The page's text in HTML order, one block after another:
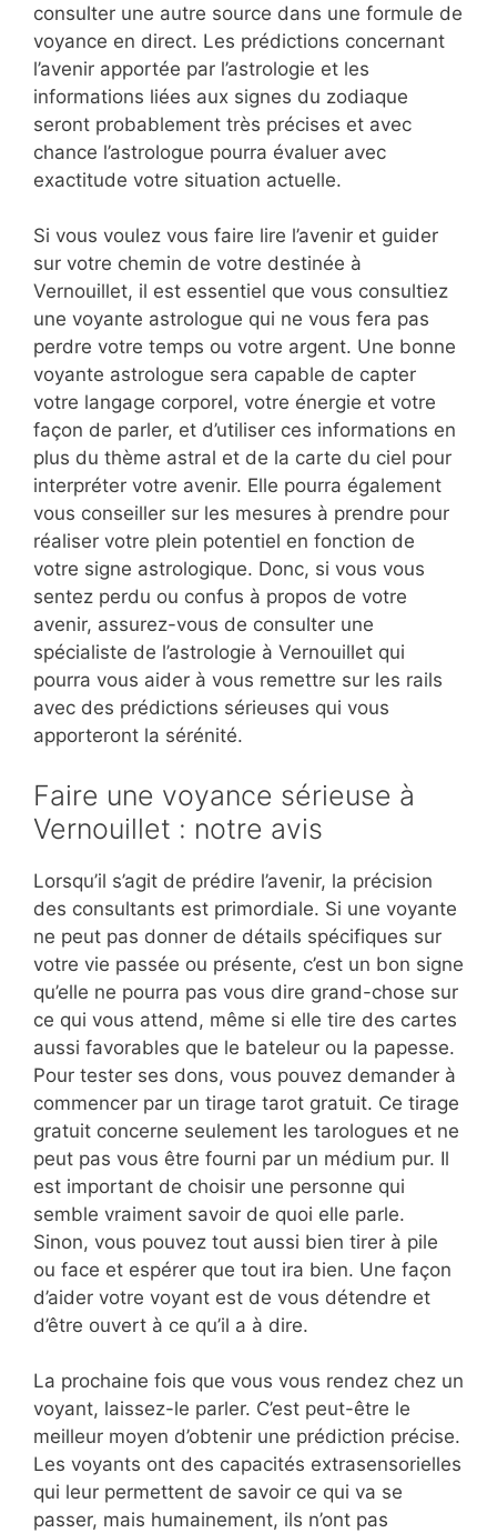
consulter une autre source dans une formule de
voyance en direct. Les prédictions concernant
l’avenir apportée par l’astrologie et les
informations liées aux signes du zodiaque
seront probablement très précises et avec
chance l’astrologue pourra évaluer avec
exactitude votre situation actuelle.
Si vous voulez vous faire lire l’avenir et guider
sur votre chemin de votre destinée à
Vernouillet, il est essentiel que vous consultiez
une voyante astrologue qui ne vous fera pas
perdre votre temps ou votre argent. Une bonne
voyante astrologue sera capable de capter
votre langage corporel, votre énergie et votre
façon de parler, et d’utiliser ces informations en
plus du thème astral et de la carte du ciel pour
interpréter votre avenir. Elle pourra également
vous conseiller sur les mesures à prendre pour
réaliser votre plein potentiel en fonction de
votre signe astrologique. Donc, si vous vous
sentez perdu ou confus à propos de votre
avenir, assurez-vous de consulter une
spécialiste de l’astrologie à Vernouillet qui
pourra vous aider à vous remettre sur les rails
avec des prédictions sérieuses qui vous
apporteront la sérénité.
Faire une voyance sérieuse à
Vernouillet : notre avis
Lorsqu’il s’agit de prédire l’avenir, la précision
des consultants est primordiale. Si une voyante
ne peut pas donner de détails spécifiques sur
votre vie passée ou présente, c’est un bon signe
qu’elle ne pourra pas vous dire grand-chose sur
ce qui vous attend, même si elle tire des cartes
aussi favorables que le bateleur ou la papesse.
Pour tester ses dons, vous pouvez demander à
commencer par un tirage tarot gratuit. Ce tirage
gratuit concerne seulement les tarologues et ne
peut pas vous être fourni par un médium pur. Il
est important de choisir une personne qui
semble vraiment savoir de quoi elle parle.
Sinon, vous pouvez tout aussi bien tirer à pile
ou face et espérer que tout ira bien. Une façon
d’aider votre voyant est de vous détendre et
d’être ouvert à ce qu’il a à dire.
La prochaine fois que vous vous rendez chez un
voyant, laissez-le parler. C’est peut-être le
meilleur moyen d’obtenir une prédiction précise.
Les voyants ont des capacités extrasensorielles
qui leur permettent de savoir ce qui va se
passer, mais humainement, ils n’ont pas